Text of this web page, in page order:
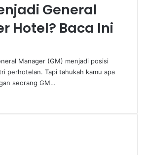
General
Hotel? Baca Ini
Manager (GM) menjadi posisi
perhotelan. Tapi tahukah kamu apa
seorang GM…